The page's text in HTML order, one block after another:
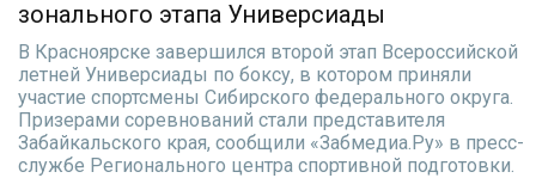
зонального этапа Универсиады
В Красноярске завершился второй этап Всероссийской
летней Универсиады по боксу, в котором приняли
участие спортсмены Сибирского федерального округа.
Призерами соревнований стали представителя
Забайкальского края, сообщили «Забмедиа.Ру» в пресс-
службе Регионального центра спортивной подготовки.